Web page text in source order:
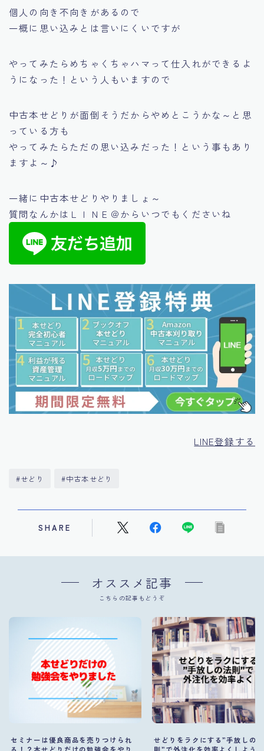
個人の向き不向きがあるので
一概に思い込みとは言いにくいですが
やってみたらめちゃくちゃハマって仕入れができるよ
うになった！という人もいますので
中古本せどりが面倒そうだからやめとこうかな～と思
っている方も
やってみたらただの思い込みだった！ という事もあり
ますよ～♪
一緒に中古本せどりやりましょ～
質問なんかはＬＩＮＥ＠からいつでもくださいね
LINE登録する
#せどり #中古本せどり
SHARE
オススメ記事
こちらの記事もどうぞ
セミナーは優良商品を売りつけられ
せどりをラクにする”手放しの